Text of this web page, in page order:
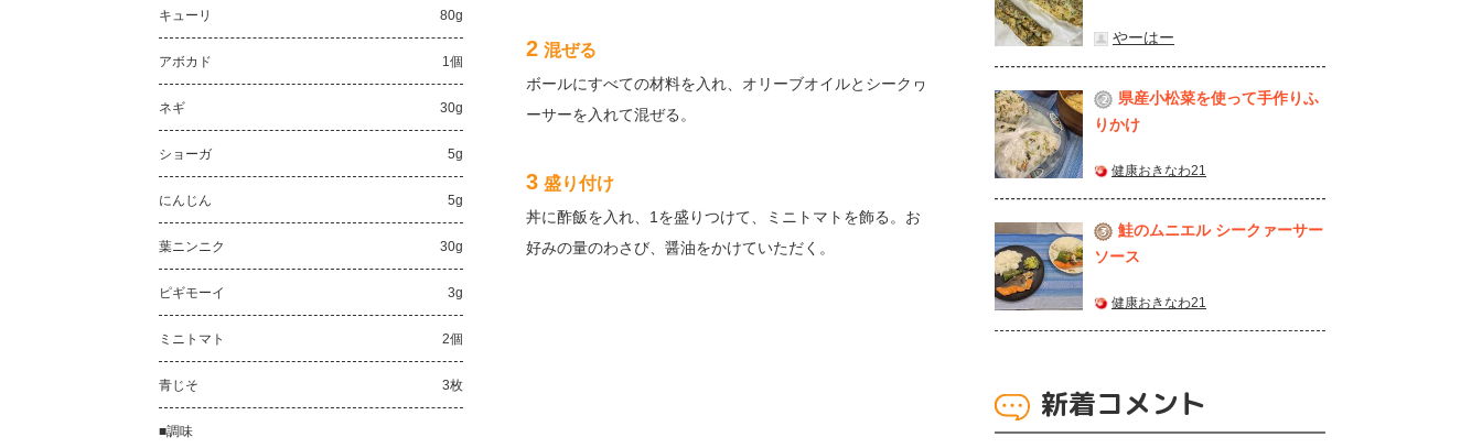
キューリ 80g
アボカド 1個
ネギ 30g
ショーガ 5g
にんじん 5g
葉ニンニク 30g
ピギモーイ 3g
ミニトマト 2個
青じそ 3枚
■調味
2 混ぜる
ボールにすべての材料を入れ、オリーブオイルとシークヮ
ーサーを入れて混ぜる。
3 盛り付け
丼に酢飯を入れ、1を盛りつけて、ミニトマトを飾る。お
好みの量のわさび、醤油をかけていただく。
やーはー
2
県産⼩松菜を使って⼿作りふ
りかけ
健康おきなわ21
3
鮭のムニエル シークァーサー
ソース
健康おきなわ21
新着コメント